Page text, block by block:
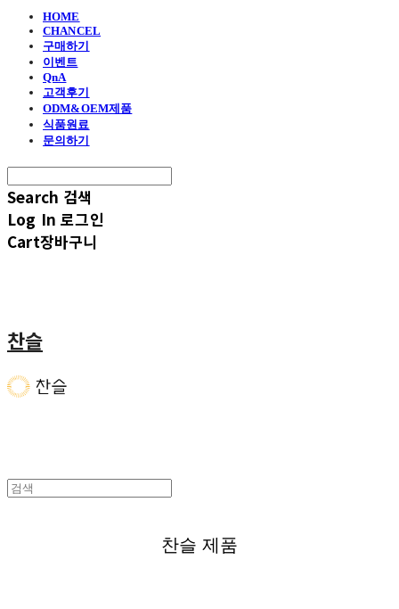
HOME
CHANCEL
구매하기
이벤트
QnA
고객후기
ODM&OEM제품
식품원료
문의하기
Search 검색
Log In 로그인
Cart장바구니
찬슬
찬슬 제품